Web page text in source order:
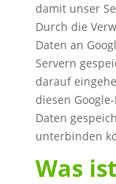
damit unser
Durch die
Daten an
Servern
darauf
diesen
Daten
unterbinden
Was